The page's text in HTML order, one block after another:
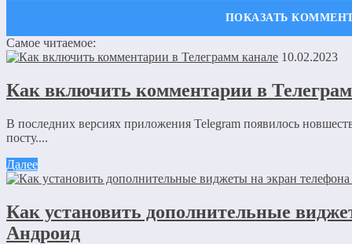
Оставить комментарий
Ваш адрес email не будет опубликован.
Обязательные поля
Имя*
Самое читаемое:
10.02.2023
Как включить комментарии в
В последних версиях приложения Telegram появилось
посту....
Далее
Как установить дополнительные
Андроид